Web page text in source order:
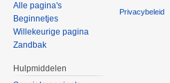
Alle pagina's
Beginnetjes
Willekeurige pagina
Zandbak
Hulpmiddelen
Privacybeleid